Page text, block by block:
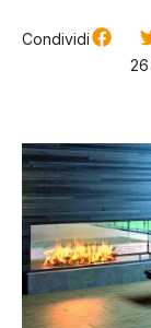
Condividi
26